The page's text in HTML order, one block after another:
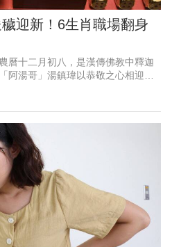
迎新！6生肖職場翻身
曆十二月初八，是漢傳佛教中釋迦
阿湯哥」湯鎮瑋以恭敬之心相迎，
大家不妨趁本週可多做佈施，或透
行動，更可順利送走穢運，大開新